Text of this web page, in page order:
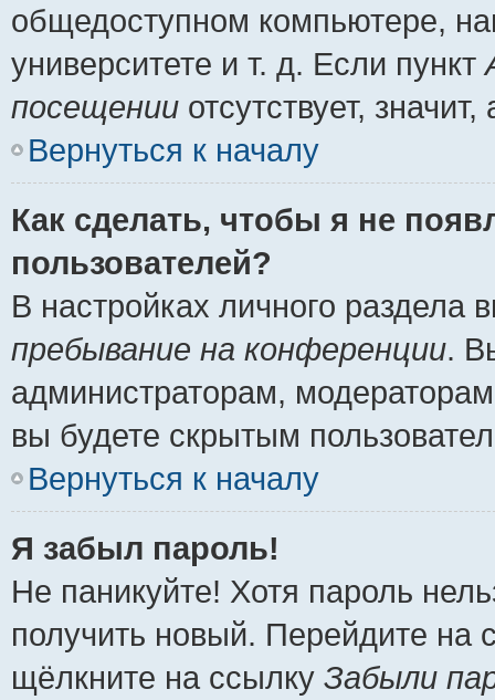
общедоступном компьютере,
университете и т. д. Если пункт
посещении отсутствует,
Вернуться к началу
Как сделать, чтобы я не
пользователей?
В настройках личного
пребывание на конференции.
администраторам,
вы будете скрытым
Вернуться к началу
Я забыл пароль!
Не паникуйте! Хотя пароль
получить новый. Перейдите на
щёлкните на ссылку Забыли